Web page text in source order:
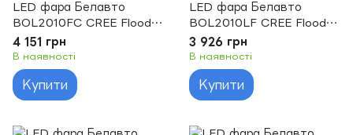
LED фара Белавто
BOL2010FC CREE Flood
LED (20*10w)
4 151 грн
В наявності
Купити
LED фара Белавто
BOL2010LF CREE Flood
LED (20*10w)
3 926 грн
В наявності
Купити